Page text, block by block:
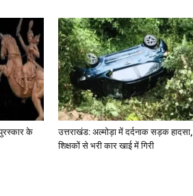
के
उत्तराखंड: अल्मोड़ा में दर्दनाक सड़क हादसा,
शिक्षकों से भरी कार खाई में गिरी